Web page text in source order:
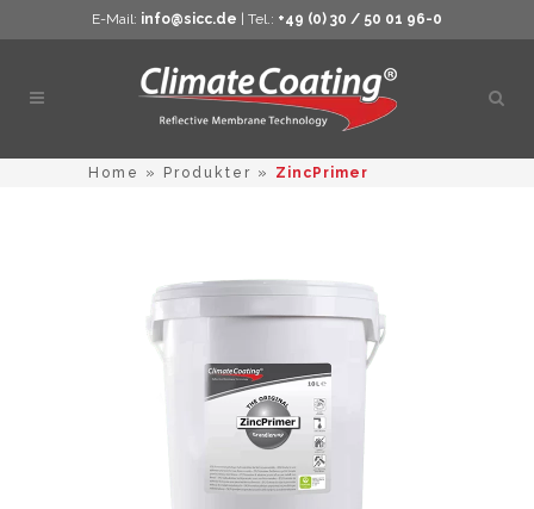
E-Mail: info@sicc.de | Tel.: +49 (0) 30 / 50 01 96-0
Home » Produkter » ZincPrimer